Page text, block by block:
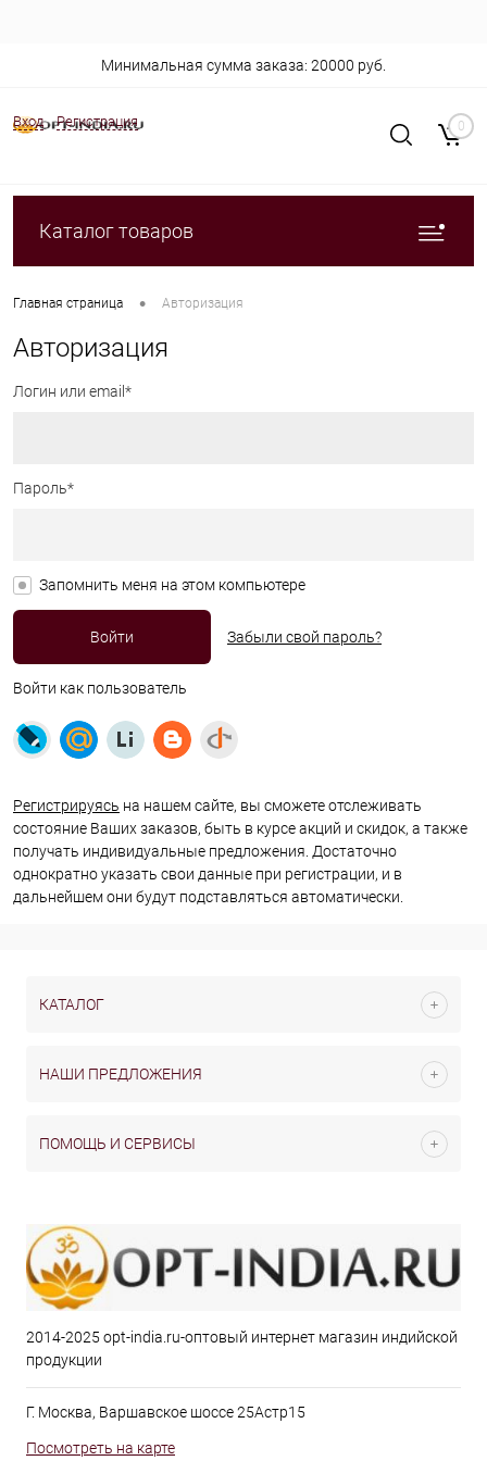
Вход Регистрация
Минимальная сумма заказа: 20000 руб.
0
Каталог товаров
Главная страница • Авторизация
Авторизация
Логин или email*
Пароль*
Запомнить меня на этом компьютере
Забыли свой пароль?
Войти как пользователь
Регистрируясь на нашем сайте, вы сможете отслеживать
состояние Ваших заказов, быть в курсе акций и скидок, а также
получать индивидуальные предложения. Достаточно
однократно указать свои данные при регистрации, и в
дальнейшем они будут подставляться автоматически.
КАТАЛОГ
НАШИ ПРЕДЛОЖЕНИЯ
ПОМОЩЬ И СЕРВИСЫ
2014-2025 opt-india.ru-оптовый интернет магазин индийской
продукции
Г. Москва, Варшавское шоссе 25Астр15
Посмотреть на карте